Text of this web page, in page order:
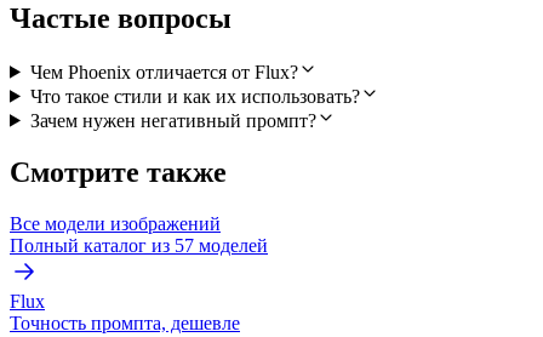
Частые вопросы
Чем Phoenix отличается от Flux?
Что такое стили и как их использовать?
Зачем нужен негативный промпт?
Смотрите также
Все модели изображений
Полный каталог из 57 моделей
Flux
Точность промпта, дешевле